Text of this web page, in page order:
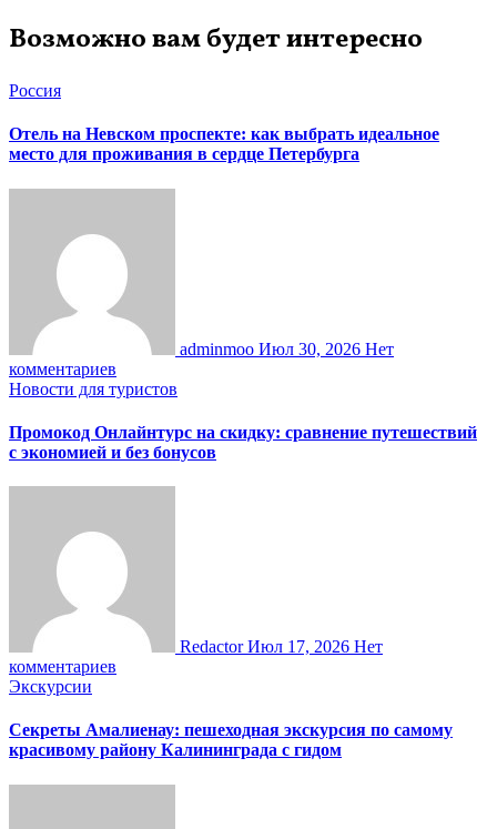
Возможно вам будет интересно
Россия
Отель на Невском проспекте: как выбрать идеальное
место для проживания в сердце Петербурга
adminmoo Июл 30, 2026 Нет
комментариев
Новости для туристов
Промокод Онлайнтурс на скидку: сравнение путешествий
с экономией и без бонусов
RedactorИюл 17, 2026 Нет
комментариев
Экскурсии
Секреты Амалиенау: пешеходная экскурсия по самому
красивому району Калининграда с гидом